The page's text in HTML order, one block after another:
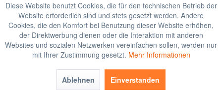
Diese Website benutzt Cookies, die für den technischen Betrieb der
Website erforderlich sind und stets gesetzt werden. Andere
Cookies, die den Komfort bei Benutzung dieser Website erhöhen,
der Direktwerbung dienen oder die Interaktion mit anderen
Websites und sozialen Netzwerken vereinfachen sollen, werden nur
mit Ihrer Zustimmung gesetzt. Mehr Informationen
Ablehnen Einverstanden